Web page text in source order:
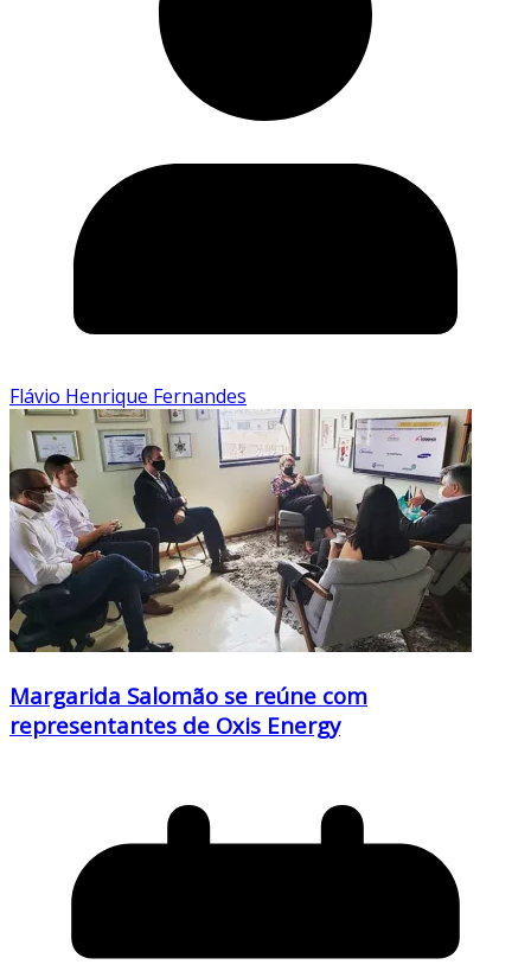
Flávio Henrique Fernandes
Margarida Salomão se reúne com
representantes de Oxis Energy